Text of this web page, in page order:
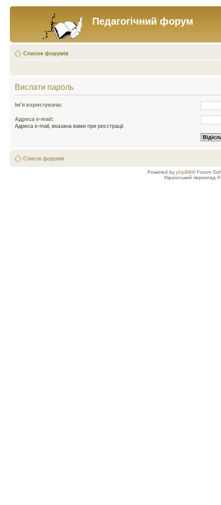
Педагогічний форум
Список форумів
Вислати пароль
Ім'я користувача:
Адреса e-mail:
Адреса e-mail, вказана вами при реєстрації.
Список форумів
Powered by phpBB® Forum
Український переклад